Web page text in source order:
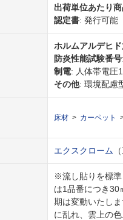
出荷単位あたり
認定書: 発行可能
ホルムアルデヒ
防炎性能試験番号
制電: 人体帯電圧
その他: 環境配慮
床材 カーペット
エクスクローム
※流し貼りを標
は1品番につき
期は変動いたし
に乱れ、雲上の